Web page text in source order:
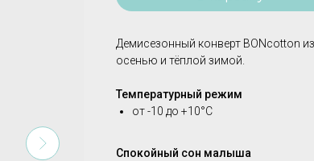
Демисезонный конверт BONcotton
осенью и тёплой зимой.
Температурный режим
от -10 до +10°C
Спокойный сон малыша